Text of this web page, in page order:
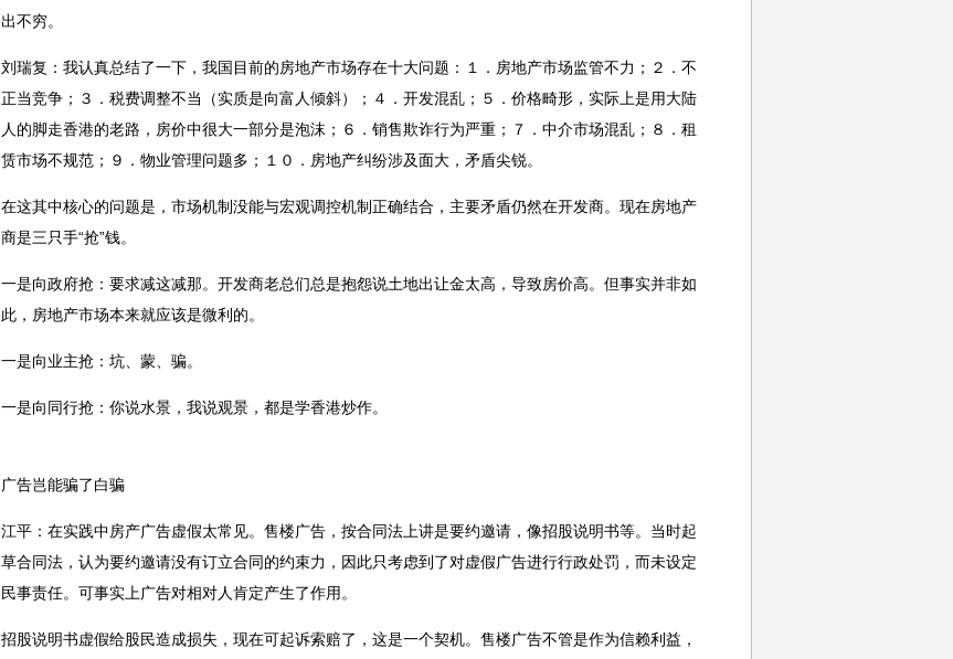
出不穷。
刘瑞复：我认真总结了一下，我国目前的房地产市场存在十大问题：１．房地产市场监管不力；２．不
正当竞争；３．税费调整不当（实质是向富人倾斜）；４．开发混乱；５．价格畸形，实际上是用大陆
人的脚走香港的老路，房价中很大一部分是泡沫；６．销售欺诈行为严重；７．中介市场混乱；８．租
赁市场不规范；９．物业管理问题多；１０．房地产纠纷涉及面大，矛盾尖锐。
在这其中核心的问题是，市场机制没能与宏观调控机制正确结合，主要矛盾仍然在开发商。现在房地产
商是三只手“抢”钱。
一是向政府抢：要求减这减那。开发商老总们总是抱怨说土地出让金太高，导致房价高。但事实并非如
此，房地产市场本来就应该是微利的。
一是向业主抢：坑、蒙、骗。
一是向同行抢：你说水景，我说观景，都是学香港炒作。
广告岂能骗了白骗
江平：在实践中房产广告虚假太常见。售楼广告，按合同法上讲是要约邀请，像招股说明书等。当时起
草合同法，认为要约邀请没有订立合同的约束力，因此只考虑到了对虚假广告进行行政处罚，而未设定
民事责任。可事实上广告对相对人肯定产生了作用。
招股说明书虚假给股民造成损失，现在可起诉索赔了，这是一个契机。售楼广告不管是作为信赖利益，